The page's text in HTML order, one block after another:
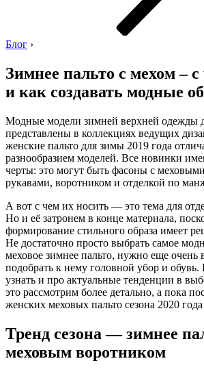
Блог ›
Зимнее пальто с мехом –
и как создавать модные
Модные модели зимней верхней одежды
представлены в коллекциях ведущих
женские пальто для зимы 2019 года
разнообразием моделей. Все новинки
черты: это могут быть фасоны с
рукавами, воротником и отделкой по
А вот с чем их носить — это тема для
Но и её затронем в конце материала,
формирование стильного образа имеет
Не достаточно просто выбрать самое
меховое зимнее пальто, нужно еще очень
подобрать к нему головной убор и
узнать и про актуальные тенденции в
это рассмотрим более детально, а пока
женских меховых пальто сезона 2020
Тренд сезона — зимнее
меховым воротником